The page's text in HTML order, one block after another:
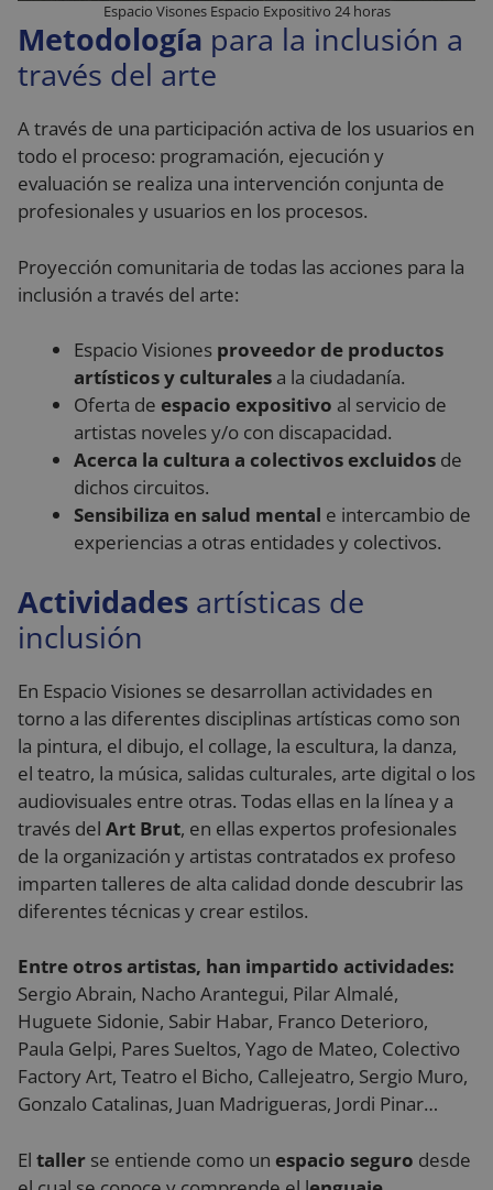
Espacio Visones Espacio Expositivo 24 horas
Metodología para la inclusión a
través del arte
A través de una participación activa de los usuarios en
todo el proceso: programación, ejecución y
evaluación se realiza una intervención conjunta de
profesionales y usuarios en los procesos.
Proyección comunitaria de todas las acciones para la
inclusión a través del arte:
Espacio Visiones proveedor de productos
artísticos y culturales a la ciudadanía.
Oferta de espacio expositivo al servicio de
artistas noveles y/o con discapacidad.
Acerca la cultura a colectivos excluidos de
dichos circuitos.
Sensibiliza en salud mental e intercambio de
experiencias a otras entidades y colectivos.
Actividades artísticas de
inclusión
En Espacio Visiones se desarrollan actividades en
torno a las diferentes disciplinas artísticas como son
la pintura, el dibujo, el collage, la escultura, la danza,
el teatro, la música, salidas culturales, arte digital o los
audiovisuales entre otras. Todas ellas en la línea y a
través del Art Brut, en ellas expertos profesionales
de la organización y artistas contratados ex profeso
imparten talleres de alta calidad donde descubrir las
diferentes técnicas y crear estilos.
Entre otros artistas, han impartido actividades:
Sergio Abrain, Nacho Arantegui, Pilar Almalé,
Huguete Sidonie, Sabir Habar, Franco Deterioro,
Paula Gelpi, Pares Sueltos, Yago de Mateo, Colectivo
Factory Art, Teatro el Bicho, Callejeatro, Sergio Muro,
Gonzalo Catalinas, Juan Madrigueras, Jordi Pinar…
El taller se entiende como un espacio seguro desde